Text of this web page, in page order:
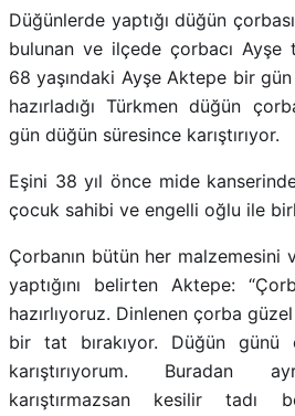
Düğünlerde yaptığı düğün
bulunan ve ilçede çorbacı
68 yaşındaki Ayşe Aktepe bir
hazırladığı Türkmen düğün
gün düğün süresince karıştırıyor.
Eşini 38 yıl önce mide
çocuk sahibi ve engelli oğlu ile
Çorbanın bütün her malzemesini
yaptığını belirten Aktepe:
hazırlıyoruz. Dinlenen çorba
bir tat bırakıyor. Düğün günü
karıştırıyorum. Buradan
karıştırmazsan kesilir tadı